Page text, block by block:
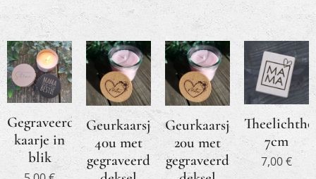
Gegraveerd
kaarje in
blik
Geurkaarsje
40u met
gegraveerd
Geurkaarsje
20u met
gegraveerd
7cm
7,00€